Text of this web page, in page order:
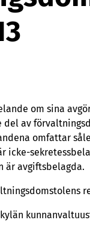
om sina
av
omfattar
icke-
är avgiftsbelagda.